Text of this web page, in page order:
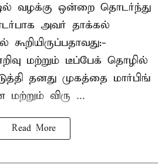
வழக்கு ஒன்றை தொடர்ந்து
அவர் தாக்கல்
மற்றும் டீப்பேக் தொழில்
தனது முகத்தை மார்பிங்
விரு ...
Read More